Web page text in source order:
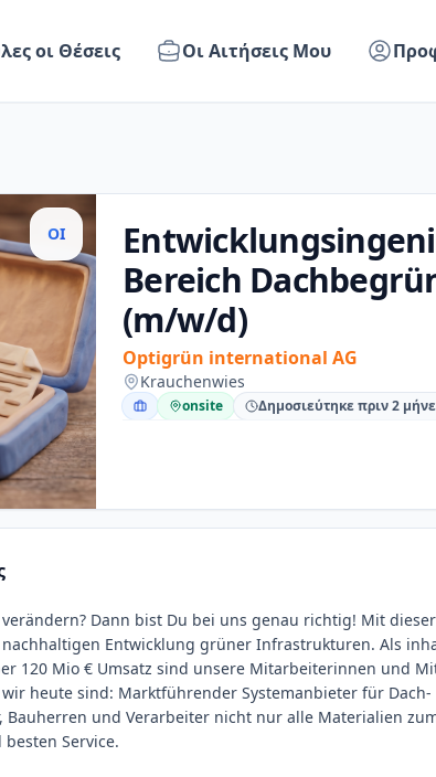
οι Θέσεις Οι Αιτήσεις Μου
OI
Bereich
(m/w/d)
Optigrün international AG
Krauchenwies
onsite Δημοσιεύτηκε πριν 2
Dann bist Du bei uns genau richtig! Mit
Entwicklung grüner Infrastrukturen. Als
120 Mio € Umsatz sind unsere Mitarbeiterinnen und
heute sind: Marktführender Systemanbieter für
Bauherren und Verarbeiter nicht nur alle Materialien
Service.